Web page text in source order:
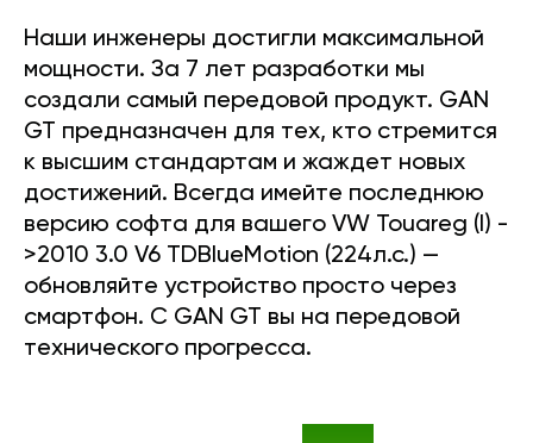
Наши инженеры достигли максимальной
мощности. За 7 лет разработки мы
создали самый передовой продукт. GAN
GT предназначен для тех, кто стремится
к высшим стандартам и жаждет новых
достижений. Всегда имейте последнюю
версию софта для вашего VW Touareg (I) -
>2010 3.0 V6 TDBlueMotion (224л.с.) —
обновляйте устройство просто через
смартфон. С GAN GT вы на передовой
технического прогресса.